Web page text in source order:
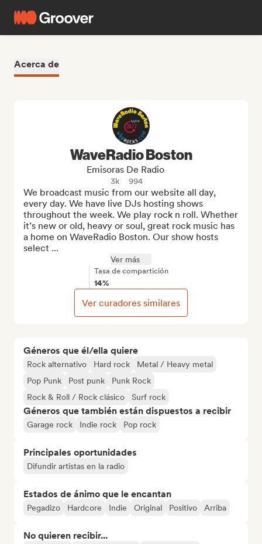
Acerca de
Géneros que él/ella quiere
Rock alternativo Hard rock
Metal / Heavy metal
Pop Punk
Post punk
Punk Rock
Rock & Roll / Rock clásico
Surf rock
Géneros que también están dispuestos a recibir
Garage rock Indie rock Pop rock
Principales oportunidades
Difundir artistas en la radio
Estados de ánimo que le encantan
Pegadizo Hardcore Indie Original Positivo Arriba
No quieren recibir...
WaveRadio Boston
Emisoras De Radio
3k 994
We broadcast music from our website all day,
every day. We have live DJs hosting shows
throughout the week. We play rock n roll. Whether
it’s new or old, heavy or soul, great rock music has
a home on WaveRadio Boston. Our show hosts
select ...
Ver más
Tasa de compartición
14%
Ver curadores similares